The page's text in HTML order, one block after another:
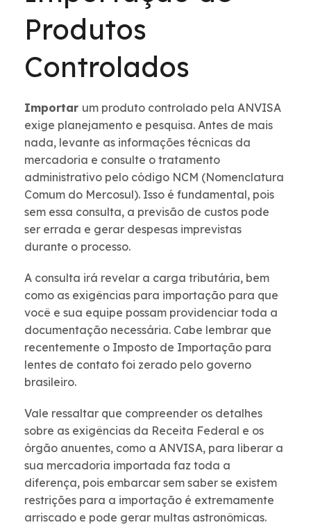
Produtos
Controlados
Importar um produto controlado pela ANVISA
exige planejamento e pesquisa. Antes de mais
nada, levante as informações técnicas da
mercadoria e consulte o tratamento
administrativo pelo código NCM (Nomenclatura
Comum do Mercosul). Isso é fundamental, pois
sem essa consulta, a previsão de custos pode
ser errada e gerar despesas imprevistas
durante o processo.
A consulta irá revelar a carga tributária, bem
como as exigências para importação para que
você e sua equipe possam providenciar toda a
documentação necessária. Cabe lembrar que
recentemente o Imposto de Importação para
lentes de contato foi zerado pelo governo
brasileiro.
Vale ressaltar que compreender os detalhes
sobre as exigências da Receita Federal e os
órgão anuentes, como a ANVISA, para liberar a
sua mercadoria importada faz toda a
diferença, pois embarcar sem saber se existem
restrições para a importação é extremamente
arriscado e pode gerar multas astronômicas.